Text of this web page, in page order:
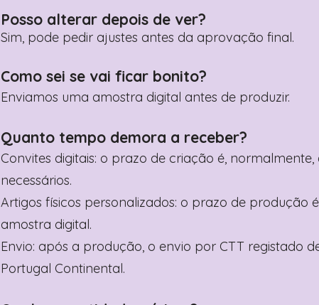
Posso alterar depois de ver?
Sim, pode pedir ajustes antes da aprovação final.
Como sei se vai ficar bonito?
Enviamos uma amostra digital antes de produzir.
Quanto tempo demora a receber?
Convites digitais: o prazo de criação é,
necessários.
Artigos físicos personalizados: o prazo de produção
amostra digital.
Envio: após a produção, o envio por CTT registado
Portugal Continental.